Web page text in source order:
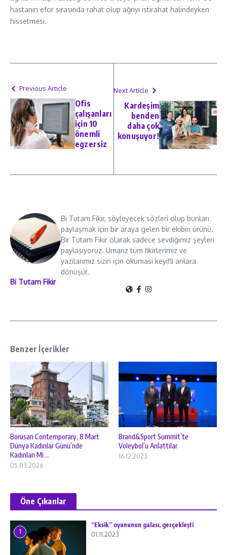
hastanın efor sırasında rahat olup ağrıyı istirahat halindeyken
hissetmesi.
Previous Article
Ofis
çalışanları
için 10
önemli
egzersiz
Next Article
Kardeşim
benden
daha çok
konuşuyor!
Bi Tutam Fikir
Bi Tutam Fikir, söyleyecek sözleri olup bunları
paylaşmak için bir araya gelen bir ekibin ürünü.
Bir Tutam Fikir olarak sadece sevdiğimiz şeyleri
paylaşıyoruz. Umarız tüm fikirlerimiz ve
yazılarımız sizin için okuması keyifli anlara
dönüşür.
Benzer İçerikler
Borusan Contemporary, 8 Mart
Dünya Kadınlar Günü’nde
Kadınları Mi ...
05.03.2026
Brand&Sport Summit’te
Voleybol’u Anlattılar
16.12.2023
Öne Çıkanlar
1
“Eksik” oyununun galası, gerçekleşti
01.11.2023